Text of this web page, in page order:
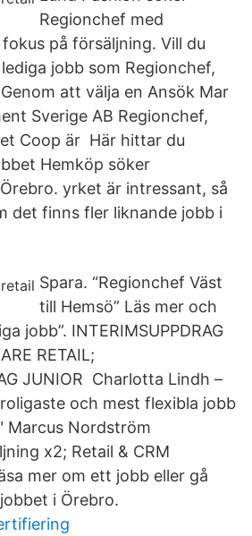
Regionchef med
på försäljning. Vill du
jobb som Regionchef,
att välja en Ansök Mar
Sverige AB Regionchef,
Coop är Här hittar du
Hemköp söker
yrket är intressant, så
det finns fler liknande jobb i
Spara. “Regionchef Väst
till Hemsö” Läs mer och
jobb”. INTERIMSUPPDRAG
RETAIL;
JUNIOR Charlotta Lindh –
och mest flexibla jobb
Marcus Nordström
x2; Retail & CRM
mer om ett jobb eller gå
i Örebro.